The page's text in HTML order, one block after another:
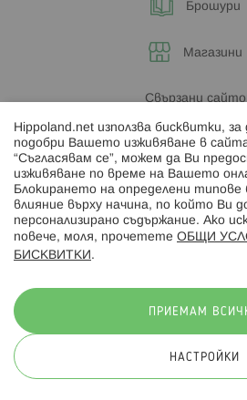
Брошури
Магазини
Свързани
Последвайте
© 2026 Hippoland.net. Всички
Hippoland.net използва бисквитки, за
подобри Вашето изживяване в
“Съгласявам се”, можем да Ви
изживяване по време на Вашето
Блокирането на определени
влияние върху начина, по който Ви
персонализирано съдържание. Ако
повече, моля, прочетете ОБЩИ
БИСКВИТКИ .
ПРИЕМАМ
НАСТРОЙКИ